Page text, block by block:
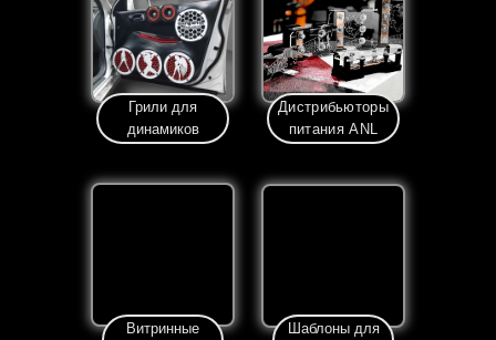
Грили для
динамиков
Дистрибьюторы
питания ANL
Шаблоны для
Витринные